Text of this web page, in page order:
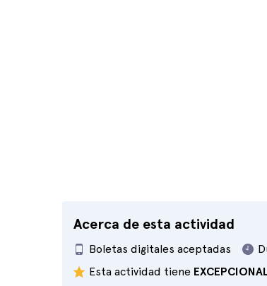
Acerca de esta actividad
Boletas digitales aceptadas
Esta actividad tiene